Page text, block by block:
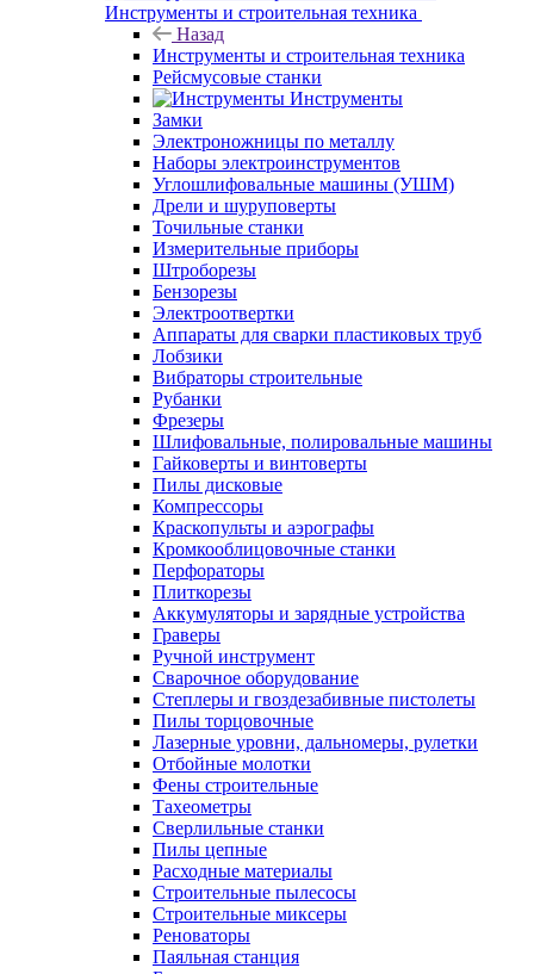
Инструменты и строительная техника
Назад
Инструменты и строительная техника
Рейсмусовые станки
Инструменты
Замки
Электроножницы по металлу
Наборы электроинструментов
Углошлифовальные машины (УШМ)
Дрели и шуруповерты
Точильные станки
Измерительные приборы
Штроборезы
Бензорезы
Электроотвертки
Аппараты для сварки пластиковых труб
Лобзики
Вибраторы строительные
Рубанки
Фрезеры
Шлифовальные, полировальные машины
Гайковерты и винтоверты
Пилы дисковые
Компрессоры
Краскопульты и аэрографы
Кромкооблицовочные станки
Перфораторы
Плиткорезы
Аккумуляторы и зарядные устройства
Граверы
Ручной инструмент
Сварочное оборудование
Степлеры и гвоздезабивные пистолеты
Пилы торцовочные
Лазерные уровни, дальномеры, рулетки
Отбойные молотки
Фены строительные
Тахеометры
Сверлильные станки
Пилы цепные
Расходные материалы
Строительные пылесосы
Строительные миксеры
Реноваторы
Паяльная станция